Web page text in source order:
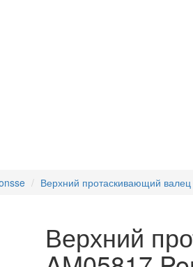
Верхний протаскивающий
Верхний